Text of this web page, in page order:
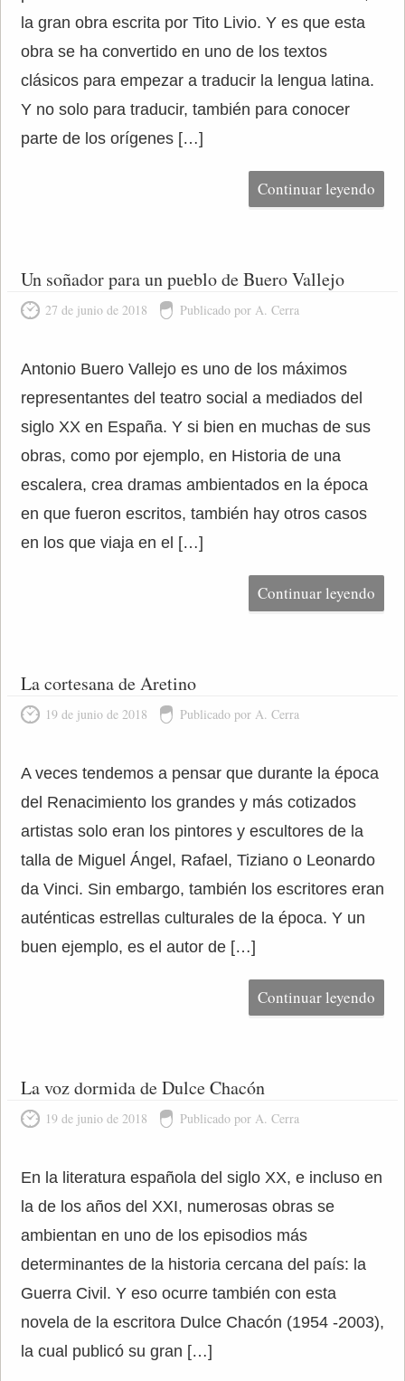
la gran obra escrita por Tito Livio. Y es que esta
obra se ha convertido en uno de los textos
clásicos para empezar a traducir la lengua latina.
Y no solo para traducir, también para conocer
parte de los orígenes […]
Continuar leyendo
Un soñador para un pueblo de Buero Vallejo
27 de junio de 2018 Publicado por A. Cerra
Antonio Buero Vallejo es uno de los máximos
representantes del teatro social a mediados del
siglo XX en España. Y si bien en muchas de sus
obras, como por ejemplo, en Historia de una
escalera, crea dramas ambientados en la época
en que fueron escritos, también hay otros casos
en los que viaja en el […]
Continuar leyendo
La cortesana de Aretino
19 de junio de 2018 Publicado por A. Cerra
A veces tendemos a pensar que durante la época
del Renacimiento los grandes y más cotizados
artistas solo eran los pintores y escultores de la
talla de Miguel Ángel, Rafael, Tiziano o Leonardo
da Vinci. Sin embargo, también los escritores eran
auténticas estrellas culturales de la época. Y un
buen ejemplo, es el autor de […]
Continuar leyendo
La voz dormida de Dulce Chacón
19 de junio de 2018 Publicado por A. Cerra
En la literatura española del siglo XX, e incluso en
la de los años del XXI, numerosas obras se
ambientan en uno de los episodios más
determinantes de la historia cercana del país: la
Guerra Civil. Y eso ocurre también con esta
novela de la escritora Dulce Chacón (1954 -2003),
la cual publicó su gran […]